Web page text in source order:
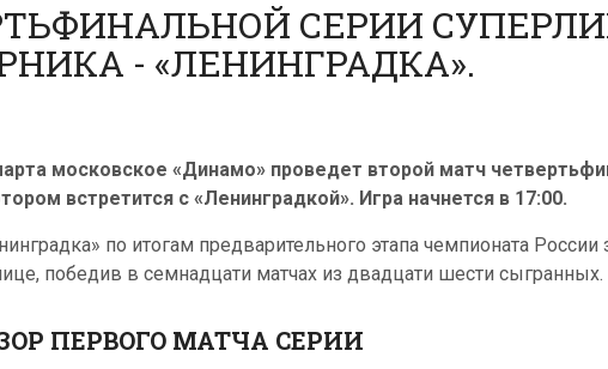
СЕРИИ
- «ЛЕНИНГРАДКА».
московское «Динамо» проведет второй матч
встретится с «Ленинградкой». Игра начнется в 17:00.
по итогам предварительного этапа чемпионата России
победив в семнадцати матчах из двадцати шести сыгранных.
ПЕРВОГО МАТЧА СЕРИИ